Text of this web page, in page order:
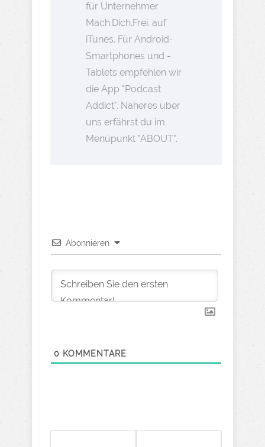
für Unternehmer
Mach.Dich.Frei. auf
iTunes. Für Android-
Smartphones und -
Tablets empfehlen wir
die App "Podcast
Addict". Näheres über
uns erfährst du im
Menüpunkt "ABOUT".
Abonnieren
0 KOMMENTARE